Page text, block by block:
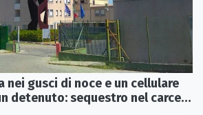
nei gusci di noce e un cellulare
detenuto: sequestro nel carcere